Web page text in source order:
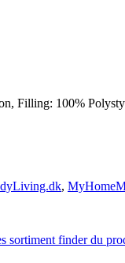
Filling: 100%
,
sortiment finder du